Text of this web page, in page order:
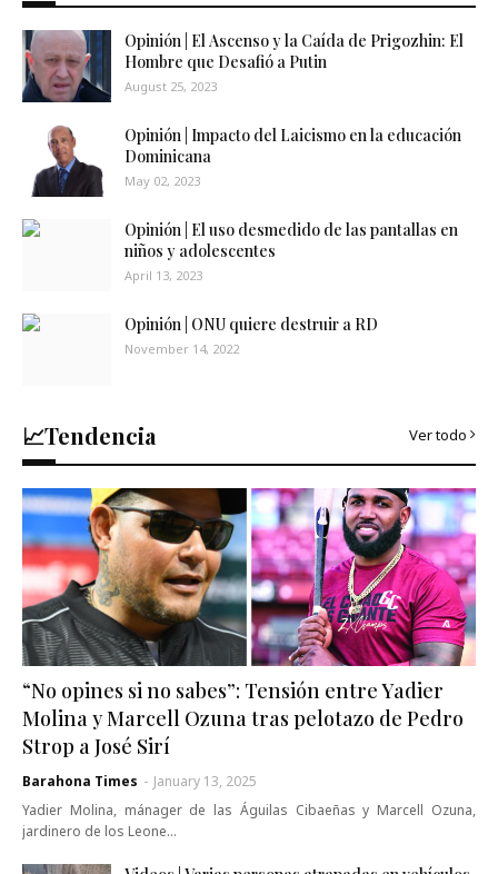
Opinión | El Ascenso y la Caída de Prigozhin: El
Hombre que Desafió a Putin
August 25, 2023
Opinión | Impacto del Laicismo en la educación
Dominicana
May 02, 2023
Opinión | El uso desmedido de las pantallas en
niños y adolescentes
April 13, 2023
Opinión | ONU quiere destruir a RD
November 14, 2022
📈Tendencia Ver todo
“No opines si no sabes”: Tensión entre Yadier
Molina y Marcell Ozuna tras pelotazo de Pedro
Strop a José Sirí
Barahona Times - January 13, 2025
Yadier Molina, mánager de las Águilas Cibaeñas y Marcell Ozuna,
jardinero de los Leone…